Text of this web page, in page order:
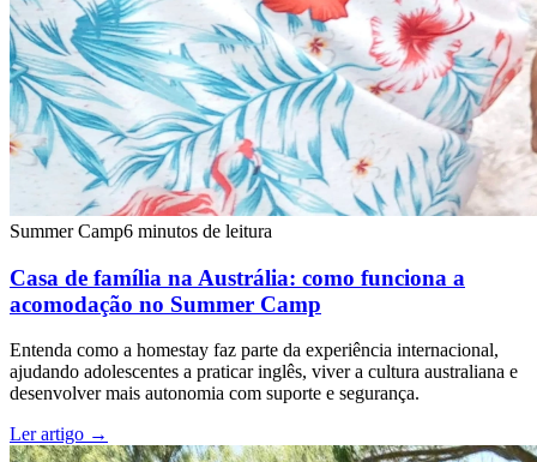
Summer Camp6 minutos de leitura
Casa de família na Austrália: como funciona a
acomodação no Summer Camp
Entenda como a homestay faz parte da experiência internacional,
ajudando adolescentes a praticar inglês, viver a cultura australiana e
desenvolver mais autonomia com suporte e segurança.
Ler artigo →